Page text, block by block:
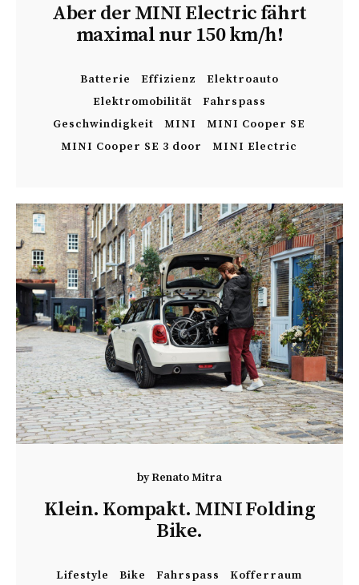
Aber der MINI Electric fährt
maximal nur 150 km/h!
Batterie Effizienz
Elektroauto
Elektromobilität
Fahrspass
Geschwindigkeit
MINI
MINI Cooper SE
MINI Cooper SE 3 door
MINI Electric
byRenato Mitra
Klein. Kompakt. MINI Folding
Bike.
Lifestyle Bike Fahrspass
Kofferraum